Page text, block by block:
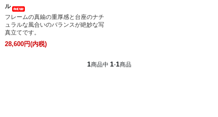
ル
フレームの真鍮の重厚感と台座のナチ
ュラルな風合いのバランスが絶妙な写
真立てです。
28,600円(内税)
1商品中 1-1商品